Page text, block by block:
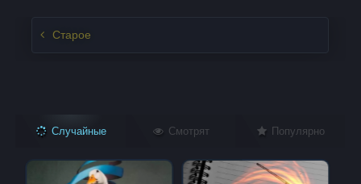
Старое
Случайные Смотрят Популярно